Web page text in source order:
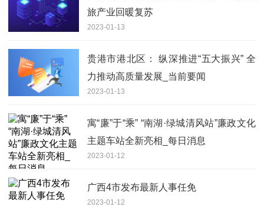
旅产业回暖复苏
2023-01-13
贵港市港北区： 纵深推进“五大振兴” 全
力推动高质量发展_当前要闻
2023-01-13
寓“廉”于“乘” “南湖·绿城清风站”廉政文化
主题车站全新亮相_每日消息
2023-01-12
广西4市发布最新人事任免
2023-01-12